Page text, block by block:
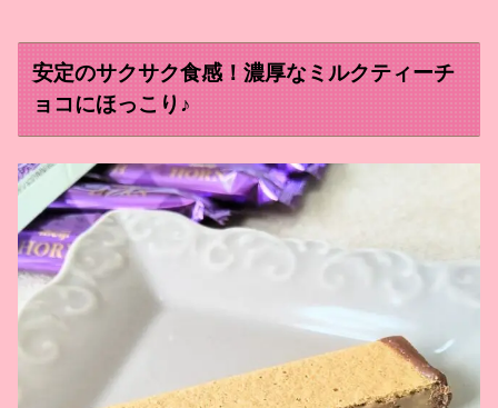
安定のサクサク食感！濃厚なミルクティーチ
ョコにほっこり♪